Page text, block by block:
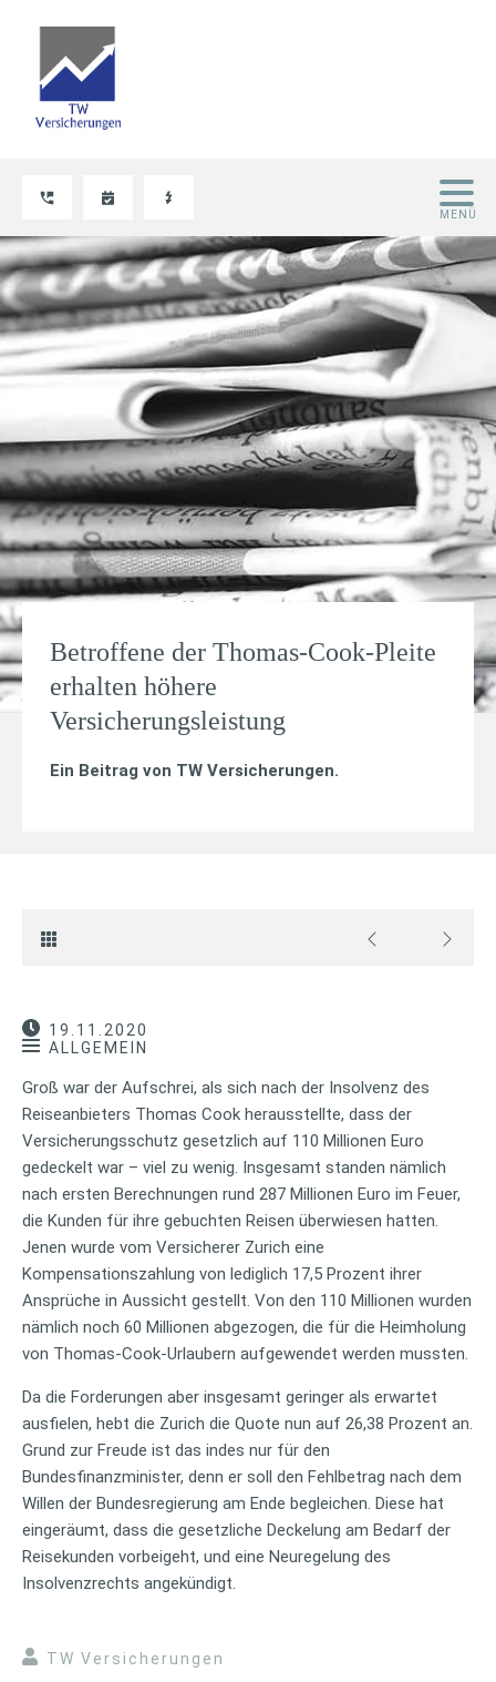
Betroffene der Thomas-Cook-Pleite
erhalten höhere
Versicherungsleistung
Ein Beitrag von TW Versicherungen.
19.11.2020
ALLGEMEIN
Groß war der Aufschrei, als sich nach der Insolvenz des
Reiseanbieters Thomas Cook herausstellte, dass der
Versicherungsschutz gesetzlich auf 110 Millionen Euro
gedeckelt war – viel zu wenig. Insgesamt standen nämlich
nach ersten Berechnungen rund 287 Millionen Euro im Feuer,
die Kunden für ihre gebuchten Reisen überwiesen hatten.
Jenen wurde vom Versicherer Zurich eine
Kompensationszahlung von lediglich 17,5 Prozent ihrer
Ansprüche in Aussicht gestellt. Von den 110 Millionen wurden
nämlich noch 60 Millionen abgezogen, die für die Heimholung
von Thomas-Cook-Urlaubern aufgewendet werden mussten.
Da die Forderungen aber insgesamt geringer als erwartet
ausfielen, hebt die Zurich die Quote nun auf 26,38 Prozent an.
Grund zur Freude ist das indes nur für den
Bundesfinanzminister, denn er soll den Fehlbetrag nach dem
Willen der Bundesregierung am Ende begleichen. Diese hat
eingeräumt, dass die gesetzliche Deckelung am Bedarf der
Reisekunden vorbeigeht, und eine Neuregelung des
Insolvenzrechts angekündigt.
TW Versicherungen